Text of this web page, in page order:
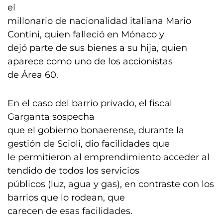
el
millonario de nacionalidad italiana Mario
Contini, quien falleció en Mónaco y
dejó parte de sus bienes a su hija, quien
aparece como uno de los accionistas
de Área 60.
En el caso del barrio privado, el fiscal
Garganta sospecha
que el gobierno bonaerense, durante la
gestión de Scioli, dio facilidades que
le permitieron al emprendimiento acceder al
tendido de todos los servicios
públicos (luz, agua y gas), en contraste con los
barrios que lo rodean, que
carecen de esas facilidades.